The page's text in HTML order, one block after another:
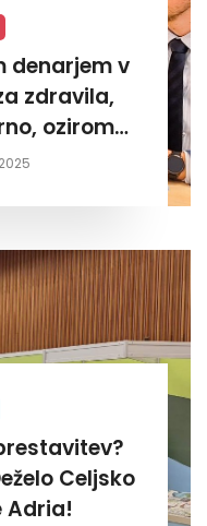
denarjem v
zdravila,
oziroma
Žalskem«
Celjsko
Adria!